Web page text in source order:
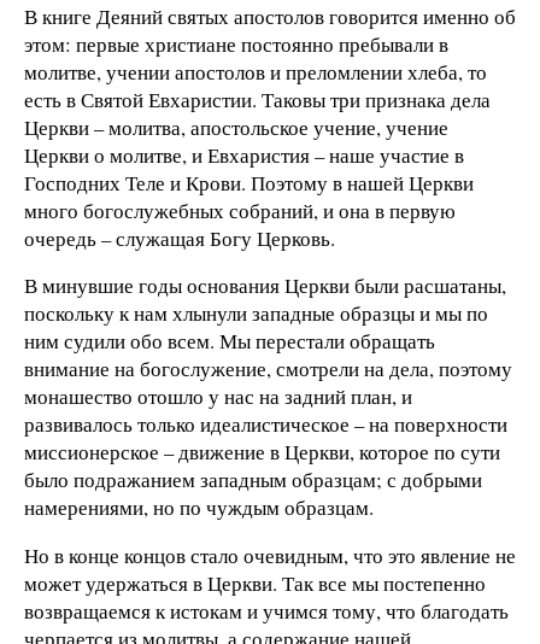
В книге Деяний святых апостолов говорится именно об
этом: первые христиане постоянно пребывали в
молитве, учении апостолов и преломлении хлеба, то
есть в Святой Евхаристии. Таковы три признака дела
Церкви – молитва, апостольское учение, учение
Церкви о молитве, и Евхаристия – наше участие в
Господних Теле и Крови. Поэтому в нашей Церкви
много богослужебных собраний, и она в первую
очередь – служащая Богу Церковь.
В минувшие годы основания Церкви были расшатаны,
поскольку к нам хлынули западные образцы и мы по
ним судили обо всем. Мы перестали обращать
внимание на богослужение, смотрели на дела, поэтому
монашество отошло у нас на задний план, и
развивалось только идеалистическое – на поверхности
миссионерское – движение в Церкви, которое по сути
было подражанием западным образцам; с добрыми
намерениями, но по чуждым образцам.
Но в конце концов стало очевидным, что это явление не
может удержаться в Церкви. Так все мы постепенно
возвращаемся к истокам и учимся тому, что благодать